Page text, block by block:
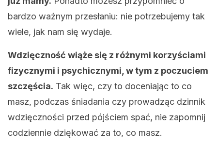
bardzo ważnym przesłaniu: nie potrzebujemy tak
wiele, jak nam się wydaje.
Wdzięczność wiąże się z różnymi korzyściami
fizycznymi i psychicznymi, w tym z poczuciem
szczęścia. Tak więc, czy to doceniając to co
masz, podczas śniadania czy prowadząc dzinnik
wdzięczności przed pójściem spać, nie zapomnij
codziennie dziękować za to, co masz.